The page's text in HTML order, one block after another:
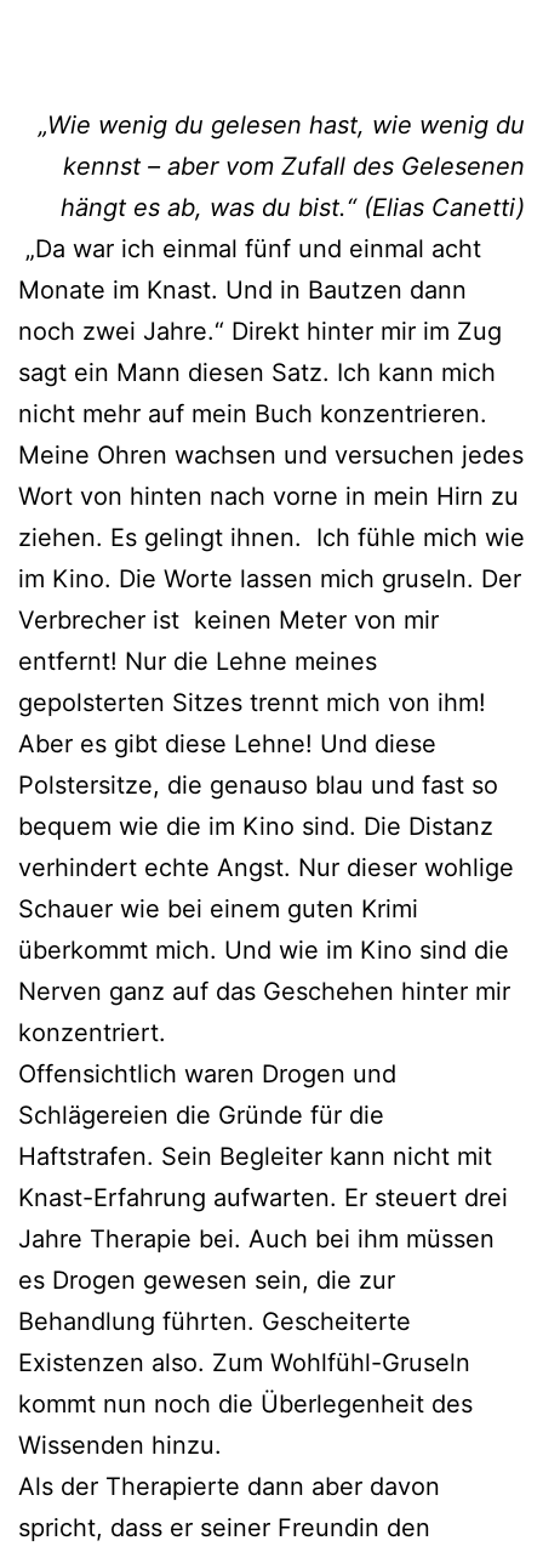
„Wie wenig du gelesen hast, wie wenig du
kennst – aber vom Zufall des Gelesenen
hängt es ab, was du bist.“ (Elias Canetti)
„Da war ich einmal fünf und einmal acht
Monate im Knast. Und in Bautzen dann
noch zwei Jahre.“ Direkt hinter mir im Zug
sagt ein Mann diesen Satz. Ich kann mich
nicht mehr auf mein Buch konzentrieren.
Meine Ohren wachsen und versuchen jedes
Wort von hinten nach vorne in mein Hirn zu
ziehen. Es gelingt ihnen. Ich fühle mich wie
im Kino. Die Worte lassen mich gruseln. Der
Verbrecher ist keinen Meter von mir
entfernt! Nur die Lehne meines
gepolsterten Sitzes trennt mich von ihm!
Aber es gibt diese Lehne! Und diese
Polstersitze, die genauso blau und fast so
bequem wie die im Kino sind. Die Distanz
verhindert echte Angst. Nur dieser wohlige
Schauer wie bei einem guten Krimi
überkommt mich. Und wie im Kino sind die
Nerven ganz auf das Geschehen hinter mir
konzentriert.
Offensichtlich waren Drogen und
Schlägereien die Gründe für die
Haftstrafen. Sein Begleiter kann nicht mit
Knast-Erfahrung aufwarten. Er steuert drei
Jahre Therapie bei. Auch bei ihm müssen
es Drogen gewesen sein, die zur
Behandlung führten. Gescheiterte
Existenzen also. Zum Wohlfühl-Gruseln
kommt nun noch die Überlegenheit des
Wissenden hinzu.
Als der Therapierte dann aber davon
spricht, dass er seiner Freundin den